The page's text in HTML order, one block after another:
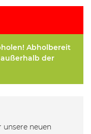
Abholbereit
der
neuen